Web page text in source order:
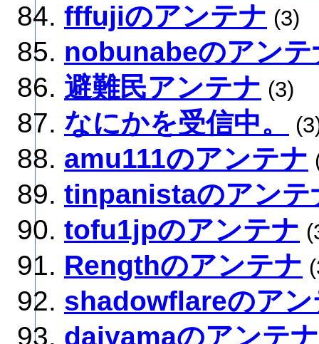
fffujiのアンテナ (3)
nobunabeのアンテ
避難民アンテナ (3)
なにかを受信中。
amu111のアンテナ
tinpanistaのアンテ
tofu1jpのアンテナ
Rengthのアンテナ
shadowflareのアン
daiyamaのアンテナ